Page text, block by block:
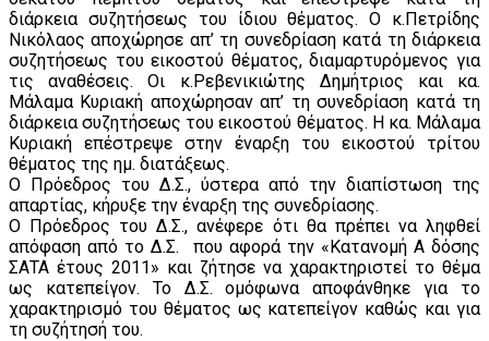
διάρκεια συζητήσεως του ίδιου θέματος. Ο κ.Πετρίδης
Νικόλαος αποχώρησε απ’ τη συνεδρίαση κατά τη διάρκεια
συζητήσεως του εικοστού θέματος, διαμαρτυρόμενος για
τις αναθέσεις. Οι κ.Ρεβενικιώτης Δημήτριος και κα.
Μάλαμα Κυριακή αποχώρησαν απ’ τη συνεδρίαση κατά τη
διάρκεια συζητήσεως του εικοστού θέματος. Η κα. Μάλαμα
Κυριακή επέστρεψε στην έναρξη του εικοστού τρίτου
θέματος της ημ. διατάξεως.
Ο Πρόεδρος του Δ.Σ., ύστερα από την διαπίστωση της
απαρτίας, κήρυξε την έναρξη της συνεδρίασης.
Ο Πρόεδρος του Δ.Σ., ανέφερε ότι θα πρέπει να ληφθεί
απόφαση από το Δ.Σ. που αφορά την «Κατανομή Α δόσης
ΣΑΤΑ έτους 2011» και ζήτησε να χαρακτηριστεί το θέμα
ως κατεπείγον. Το Δ.Σ. ομόφωνα αποφάνθηκε για το
χαρακτηρισμό του θέματος ως κατεπείγον καθώς και για
τη συζήτησή του.